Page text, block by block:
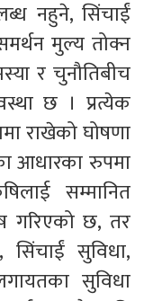
नहुने, सिंचाईं
मुल्य तोक्न
र चुनौतिबीच
छ । प्रत्येक
राखेको घोषणा
आधारका रुपमा
सम्मानित
गरिएको छ, तर
सुविधा,
सुविधा